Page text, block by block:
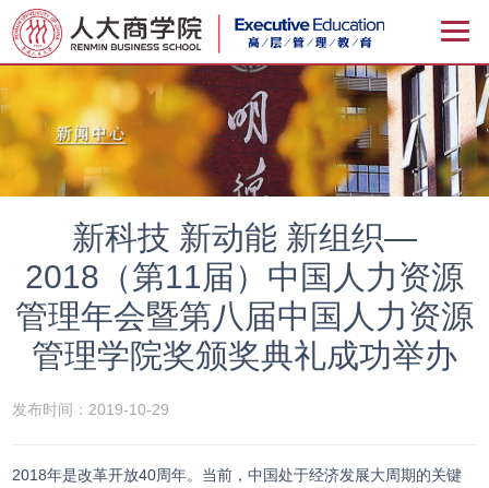
新科技 新动能 新组织—
2018（第11届）中国人力资源
管理年会暨第八届中国人力资源
管理学院奖颁奖典礼成功举办
发布时间：2019-10-29
2018年是改革开放40周年。当前，中国处于经济发展大周期的关键